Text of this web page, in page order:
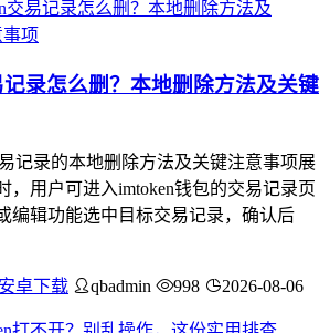
录怎么删？本地删除方法及关键
记录的本地删除方法及关键注意事项展
，用户可进入imtoken钱包的交易记录页
编辑功能选中目标交易记录，确认后
卓下载 qbadmin 998 2026-08-06